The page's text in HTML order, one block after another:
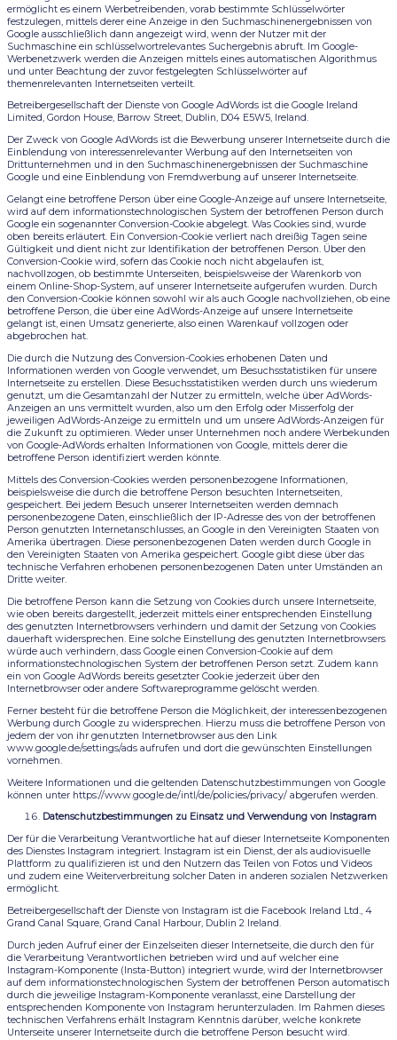
ermöglicht es einem Werbetreibenden, vorab bestimmte Schlüsselwörter
festzulegen, mittels derer eine Anzeige in den Suchmaschinenergebnissen von
Google ausschließlich dann angezeigt wird, wenn der Nutzer mit der
Suchmaschine ein schlüsselwortrelevantes Suchergebnis abruft. Im Google-
Werbenetzwerk werden die Anzeigen mittels eines automatischen Algorithmus
und unter Beachtung der zuvor festgelegten Schlüsselwörter auf
themenrelevanten Internetseiten verteilt.
Betreibergesellschaft der Dienste von Google AdWords ist die Google Ireland
Limited, Gordon House, Barrow Street, Dublin, D04 E5W5, Ireland.
Der Zweck von Google AdWords ist die Bewerbung unserer Internetseite durch die
Einblendung von interessenrelevanter Werbung auf den Internetseiten von
Drittunternehmen und in den Suchmaschinenergebnissen der Suchmaschine
Google und eine Einblendung von Fremdwerbung auf unserer Internetseite.
Gelangt eine betroffene Person über eine Google-Anzeige auf unsere Internetseite,
wird auf dem informationstechnologischen System der betroffenen Person durch
Google ein sogenannter Conversion-Cookie abgelegt. Was Cookies sind, wurde
oben bereits erläutert. Ein Conversion-Cookie verliert nach dreißig Tagen seine
Gültigkeit und dient nicht zur Identifikation der betroffenen Person. Über den
Conversion-Cookie wird, sofern das Cookie noch nicht abgelaufen ist,
nachvollzogen, ob bestimmte Unterseiten, beispielsweise der Warenkorb von
einem Online-Shop-System, auf unserer Internetseite aufgerufen wurden. Durch
den Conversion-Cookie können sowohl wir als auch Google nachvollziehen, ob eine
betroffene Person, die über eine AdWords-Anzeige auf unsere Internetseite
gelangt ist, einen Umsatz generierte, also einen Warenkauf vollzogen oder
abgebrochen hat.
Die durch die Nutzung des Conversion-Cookies erhobenen Daten und
Informationen werden von Google verwendet, um Besuchsstatistiken für unsere
Internetseite zu erstellen. Diese Besuchsstatistiken werden durch uns wiederum
genutzt, um die Gesamtanzahl der Nutzer zu ermitteln, welche über AdWords-
Anzeigen an uns vermittelt wurden, also um den Erfolg oder Misserfolg der
jeweiligen AdWords-Anzeige zu ermitteln und um unsere AdWords-Anzeigen für
die Zukunft zu optimieren. Weder unser Unternehmen noch andere Werbekunden
von Google-AdWords erhalten Informationen von Google, mittels derer die
betroffene Person identifiziert werden könnte.
Mittels des Conversion-Cookies werden personenbezogene Informationen,
beispielsweise die durch die betroffene Person besuchten Internetseiten,
gespeichert. Bei jedem Besuch unserer Internetseiten werden demnach
personenbezogene Daten, einschließlich der IP-Adresse des von der betroffenen
Person genutzten Internetanschlusses, an Google in den Vereinigten Staaten von
Amerika übertragen. Diese personenbezogenen Daten werden durch Google in
den Vereinigten Staaten von Amerika gespeichert. Google gibt diese über das
technische Verfahren erhobenen personenbezogenen Daten unter Umständen an
Dritte weiter.
Die betroffene Person kann die Setzung von Cookies durch unsere Internetseite,
wie oben bereits dargestellt, jederzeit mittels einer entsprechenden Einstellung
des genutzten Internetbrowsers verhindern und damit der Setzung von Cookies
dauerhaft widersprechen. Eine solche Einstellung des genutzten Internetbrowsers
würde auch verhindern, dass Google einen Conversion-Cookie auf dem
informationstechnologischen System der betroffenen Person setzt. Zudem kann
ein von Google AdWords bereits gesetzter Cookie jederzeit über den
Internetbrowser oder andere Softwareprogramme gelöscht werden.
Ferner besteht für die betroffene Person die Möglichkeit, der interessenbezogenen
Werbung durch Google zu widersprechen. Hierzu muss die betroffene Person von
jedem der von ihr genutzten Internetbrowser aus den Link
www.google.de/settings/ads aufrufen und dort die gewünschten Einstellungen
vornehmen.
Weitere Informationen und die geltenden Datenschutzbestimmungen von Google
können unter https://www.google.de/intl/de/policies/privacy/ abgerufen werden.
Datenschutzbestimmungen zu Einsatz und Verwendung von Instagram
Der für die Verarbeitung Verantwortliche hat auf dieser Internetseite Komponenten
des Dienstes Instagram integriert. Instagram ist ein Dienst, der als audiovisuelle
Plattform zu qualifizieren ist und den Nutzern das Teilen von Fotos und Videos
und zudem eine Weiterverbreitung solcher Daten in anderen sozialen Netzwerken
ermöglicht.
Betreibergesellschaft der Dienste von Instagram ist die Facebook Ireland Ltd., 4
Grand Canal Square, Grand Canal Harbour, Dublin 2 Ireland.
Durch jeden Aufruf einer der Einzelseiten dieser Internetseite, die durch den für
die Verarbeitung Verantwortlichen betrieben wird und auf welcher eine
Instagram-Komponente (Insta-Button) integriert wurde, wird der Internetbrowser
auf dem informationstechnologischen System der betroffenen Person automatisch
durch die jeweilige Instagram-Komponente veranlasst, eine Darstellung der
entsprechenden Komponente von Instagram herunterzuladen. Im Rahmen dieses
technischen Verfahrens erhält Instagram Kenntnis darüber, welche konkrete
Unterseite unserer Internetseite durch die betroffene Person besucht wird.